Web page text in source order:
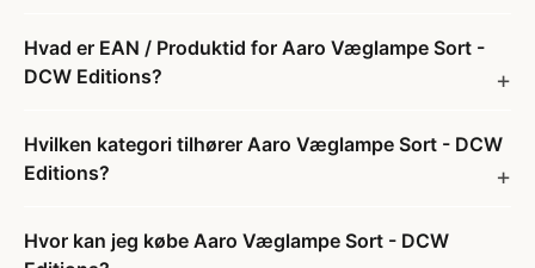
Hvad er EAN / Produktid for Aaro Væglampe Sort -
DCW Editions?
Hvilken kategori tilhører Aaro Væglampe Sort - DCW
Editions?
Hvor kan jeg købe Aaro Væglampe Sort - DCW